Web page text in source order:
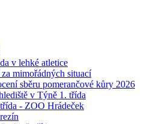
v lehké atletice
mimořádných situací
sběru pomerančové kůry 2026
v Týně 1. třída
- ZOO Hrádeček